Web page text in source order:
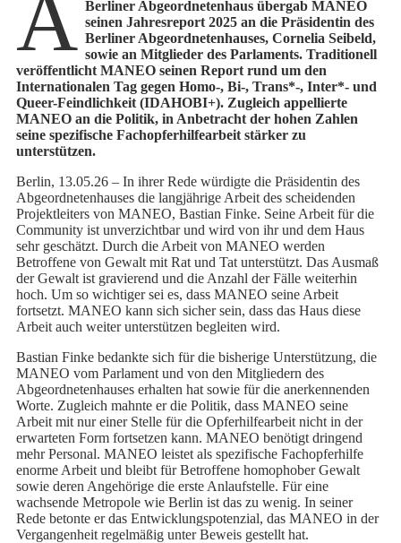
A Berliner Abgeordnetenhaus übergab MANEO
seinen Jahresreport 2025 an die Präsidentin des
Berliner Abgeordnetenhauses, Cornelia Seibeld,
sowie an Mitglieder des Parlaments. Traditionell
veröffentlicht MANEO seinen Report rund um den
Internationalen Tag gegen Homo-, Bi-, Trans*-, Inter*- und
Queer-Feindlichkeit (IDAHOBI+). Zugleich appellierte
MANEO an die Politik, in Anbetracht der hohen Zahlen
seine spezifische Fachopferhilfearbeit stärker zu
unterstützen.
Berlin, 13.05.26 – In ihrer Rede würdigte die Präsidentin des
Abgeordnetenhauses die langjährige Arbeit des scheidenden
Projektleiters von MANEO, Bastian Finke. Seine Arbeit für die
Community ist unverzichtbar und wird von ihr und dem Haus
sehr geschätzt. Durch die Arbeit von MANEO werden
Betroffene von Gewalt mit Rat und Tat unterstützt. Das Ausmaß
der Gewalt ist gravierend und die Anzahl der Fälle weiterhin
hoch. Um so wichtiger sei es, dass MANEO seine Arbeit
fortsetzt. MANEO kann sich sicher sein, dass das Haus diese
Arbeit auch weiter unterstützen begleiten wird.
Bastian Finke bedankte sich für die bisherige Unterstützung, die
MANEO vom Parlament und von den Mitgliedern des
Abgeordnetenhauses erhalten hat sowie für die anerkennenden
Worte. Zugleich mahnte er die Politik, dass MANEO seine
Arbeit mit nur einer Stelle für die Opferhilfearbeit nicht in der
erwarteten Form fortsetzen kann. MANEO benötigt dringend
mehr Personal. MANEO leistet als spezifische Fachopferhilfe
enorme Arbeit und bleibt für Betroffene homophober Gewalt
sowie deren Angehörige die erste Anlaufstelle. Für eine
wachsende Metropole wie Berlin ist das zu wenig. In seiner
Rede betonte er das Entwicklungspotenzial, das MANEO in der
Vergangenheit regelmäßig unter Beweis gestellt hat.